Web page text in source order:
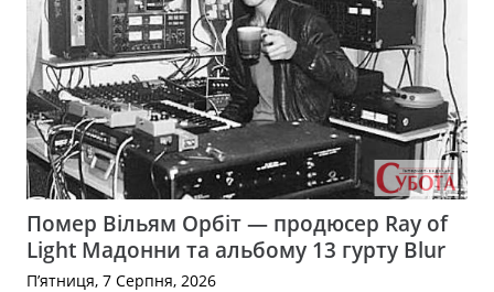
Помер Вільям Орбіт — продюсер Ray of
Light Мадонни та альбому 13 гурту Blur
П’ятниця, 7 Серпня, 2026